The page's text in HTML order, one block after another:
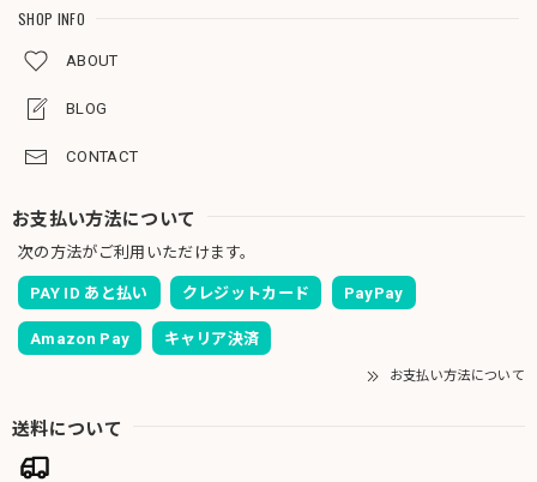
SHOP INFO
ABOUT
BLOG
CONTACT
お支払い方法について
次の方法がご利用いただけます。
PAY ID あと払い クレジットカード PayPay
Amazon Pay キャリア決済
お支払い方法について
送料について